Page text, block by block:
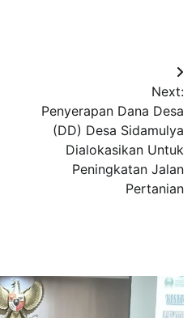
Next:
Penyerapan Dana Desa
(DD) Desa Sidamulya
Dialokasikan Untuk
Peningkatan Jalan
Pertanian